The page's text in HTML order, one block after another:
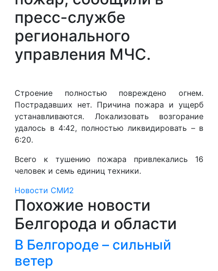
пресс-службе
регионального
управления МЧС.
Строение полностью повреждено огнем.
Пострадавших нет. Причина пожара и ущерб
устанавливаются. Локализовать возгорание
удалось в 4:42, полностью ликвидировать – в
6:20.
Всего к тушению пожара привлекались 16
человек и семь единиц техники.
Новости СМИ2
Похожие новости
Белгорода и области
В Белгороде – сильный
ветер